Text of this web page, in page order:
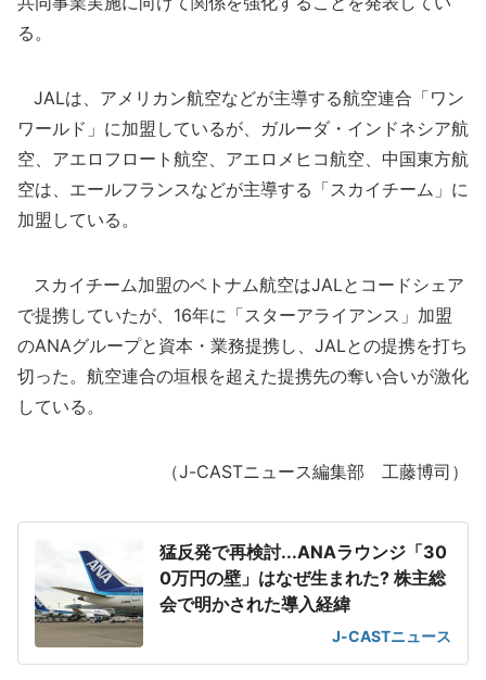
る。
JALは、アメリカン航空などが主導する航空連合「ワン
ワールド」に加盟しているが、ガルーダ・インドネシア航
空、アエロフロート航空、アエロメヒコ航空、中国東方航
空は、エールフランスなどが主導する「スカイチーム」に
加盟している。
スカイチーム加盟のベトナム航空はJALとコードシェア
で提携していたが、16年に「スターアライアンス」加盟
のANAグループと資本・業務提携し、JALとの提携を打ち
切った。航空連合の垣根を超えた提携先の奪い合いが激化
している。
（J-CASTニュース編集部 工藤博司）
猛反発で再検討...ANAラウンジ「30
0万円の壁」はなぜ生まれた? 株主総
会で明かされた導入経緯
J-CASTニュース